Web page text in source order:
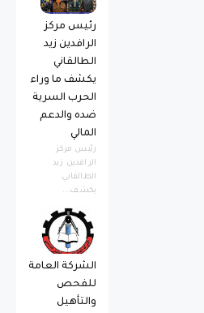
رئيس مركز
الرافدين زيد
الطالقاني
يكشف ما وراء
الحرب السرية
ضده والدعم
المالي
رئيس مركز
الرافدين زيد
الطالقاني
يكشف...
الشركة العامة
للفحص
والتأهيل